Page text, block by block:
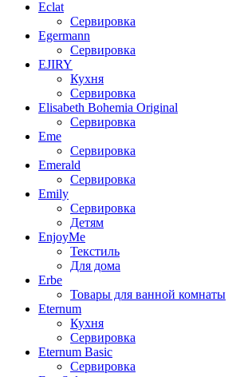
Eclat
Сервировка
Egermann
Сервировка
EJIRY
Кухня
Сервировка
Elisabeth Bohemia Original
Сервировка
Eme
Сервировка
Emerald
Сервировка
Emily
Сервировка
Детям
EnjoyMe
Текстиль
Для дома
Erbe
Товары для ванной комнаты
Eternum
Кухня
Сервировка
Eternum Basic
Сервировка